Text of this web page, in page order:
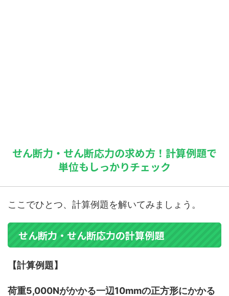
せん断力・せん断応力の求め方！計算例題で
単位もしっかりチェック
ここでひとつ、計算例題を解いてみましょう。
せん断力・せん断応力の計算例題
【計算例題】
荷重5,000Nがかかる一辺10mmの正方形にかかる